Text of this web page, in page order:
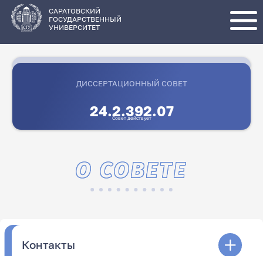
основному
содержанию
САРАТОВСКИЙ
ГОСУДАРСТВЕННЫЙ
УНИВЕРСИТЕТ
ДИССЕРТАЦИОННЫЙ СОВЕТ
24.2.392.07
Совет действует
О СОВЕТЕ
Контакты